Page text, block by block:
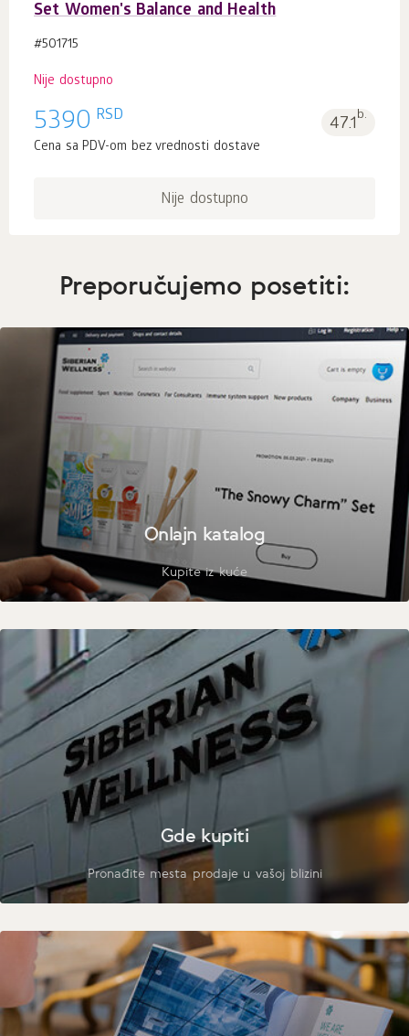
Set Women's Balance and Health
#501715
Nije dostupno
5390 RSD 47.1b.
Cena sa PDV-om bez vrednosti dostave
Nije dostupno
Preporučujemo posetiti:
Onlajn katalog
Kupite iz kuće
Gde kupiti
Pronađite mesta prodaje u vašoj blizini